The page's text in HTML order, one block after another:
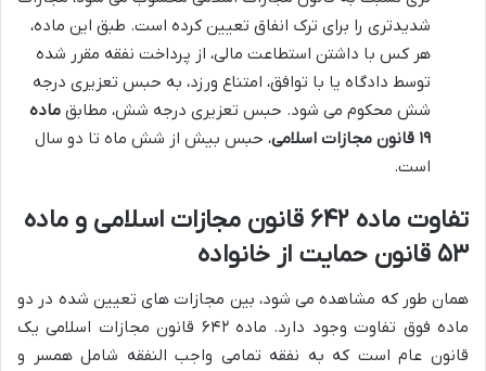
شدیدتری را برای ترک انفاق تعیین کرده است. طبق این ماده،
هر کس با داشتن استطاعت مالی، از پرداخت نفقه مقرر شده
توسط دادگاه یا با توافق، امتناع ورزد، به حبس تعزیری درجه
شش محکوم می شود. حبس تعزیری درجه شش، مطابق ماده
۱۹ قانون مجازات اسلامی
، حبس بیش از شش ماه تا دو سال
است.
تفاوت ماده ۶۴۲ قانون مجازات اسلامی و ماده
۵۳ قانون حمایت از خانواده
همان طور که مشاهده می شود، بین مجازات های تعیین شده در دو
ماده فوق تفاوت وجود دارد. ماده ۶۴۲ قانون مجازات اسلامی یک
قانون عام است که به نفقه تمامی واجب النفقه شامل همسر و